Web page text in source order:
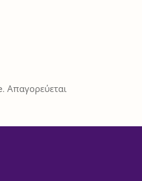
Απαγορεύεται